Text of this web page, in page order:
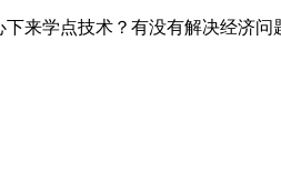
来学点技术？有没有解决经济问